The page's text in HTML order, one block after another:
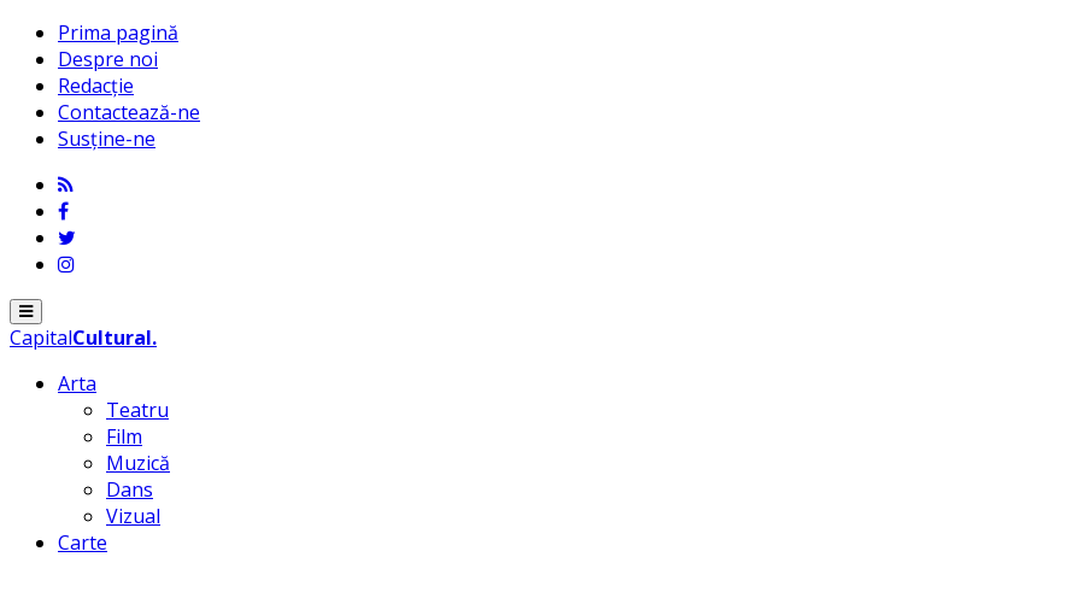
Prima pagină
Despre noi
Redacție
Contactează-ne
Susține-ne
Menu
CapitalCultural.
Arta
Teatru
Film
Muzică
Dans
Vizual
Carte